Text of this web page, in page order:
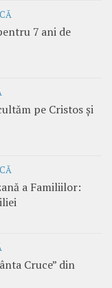
7 ani de
pe Cristos și
a Familiilor:
Cruce” din